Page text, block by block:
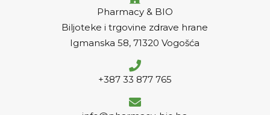
Pharmacy & BIO
Biljoteke i trgovine zdrave hrane
Igmanska 58, 71320 Vogošća
+387 33 877 765